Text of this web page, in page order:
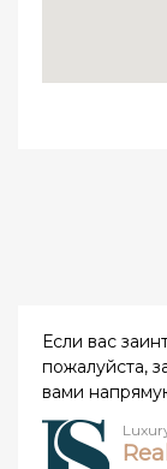
Если вас
пожалуйста,
вами